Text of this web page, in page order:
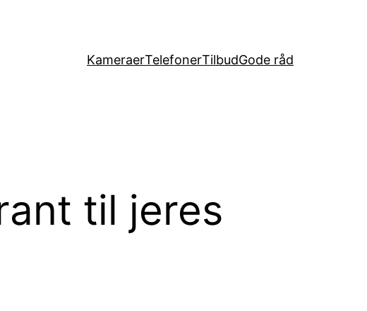
KameraerTelefonerTilbudGode råd
til jeres